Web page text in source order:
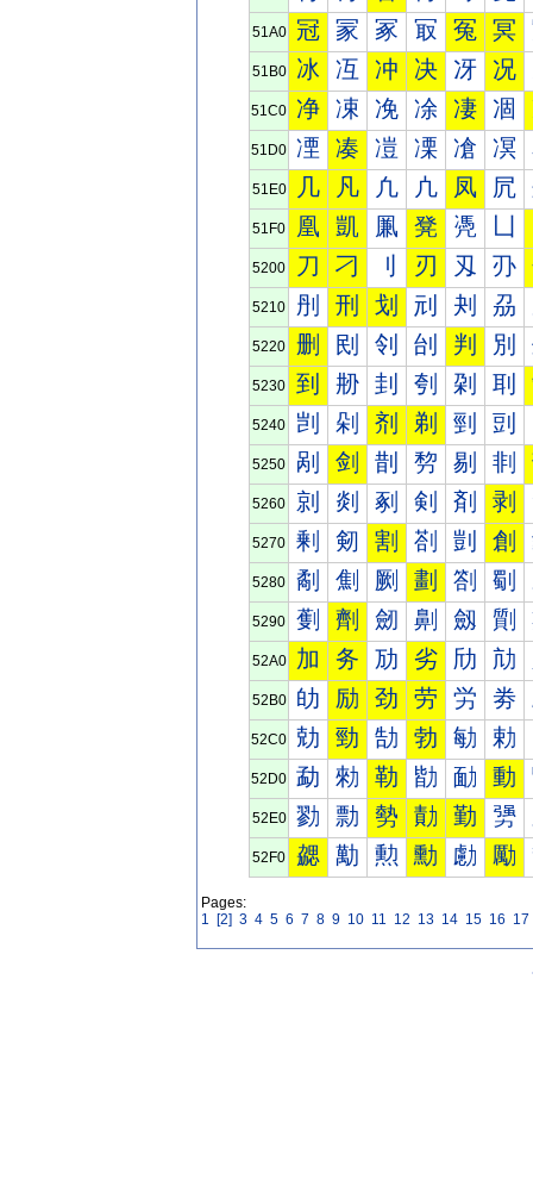
51A0 冠 冡 冢 冣 冤 冥
51B0 冰 冱 冲 决 冴 况
51C0 净 凁 凂 凃 凄 凅
51D0 凐 凑 凒 凓 凔 凕
51E0 几 凡 凢 凣 凤 凥
51F0 凰 凱 凲 凳 凴
5200 刀 刁 刂 刃 刄 刅
5210 刐 刑 划 刓 刔 刕
5220 删 刡 刢 刣 判 別
5230 到 刱 刲 刳 刴 刵
5240 剀 剁 剂 剃 剄 剅
5250 剐 剑 剒 剓 剔 剕
5260 剠 剡 剢 剣 剤 剥
5270 剰 剱 割 剳 剴 創
5280 劀 劁 劂 劃 劄 劅
5290 劐 劑 劒 劓 劔 劕
52A0 加 务 劢 劣 劤 劥
52B0 劰 励 劲 劳 労 劵
52C0 勀 勁 勂 勃 勄 勅
52D0 勐 勑 勒 勓 勔 動
52E0 勠 勡 勢 勣 勤 勥
52F0 勰 勱 勲 勳 勴 勵
Pages:
1 [2] 3 4 5 6 7 8 9 10 11 12 13 14 15 16 17